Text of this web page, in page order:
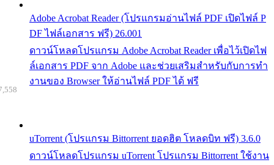
Adobe Acrobat Reader (โปรแกรมอ่านไฟล์ PDF เปิดไฟล์ P
DF ไฟล์เอกสาร ฟรี) 26.001
ดาวน์โหลดโปรแกรม Adobe Acrobat Reader เพื่อไว้เปิดไฟ
ล์เอกสาร PDF จาก Adobe และช่วยเสริมสำหรับกับการทำ
งานของ Browser ให้อ่านไฟล์ PDF ได้ ฟรี
uTorrent (โปรแกรม Bittorrent ยอดฮิต โหลดบิท ฟรี) 3.6.0
ดาวน์โหลดโปรแกรม uTorrent โปรแกรม Bittorrent ใช้งาน